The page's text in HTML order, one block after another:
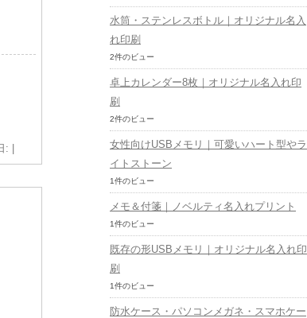
:
水筒・ステンレスボトル｜オリジナル名入
れ印刷
2件のビュー
卓上カレンダー8枚｜オリジナル名入れ印
刷
2件のビュー
女性向けUSBメモリ｜可愛いハート型やラ
イトストーン
1件のビュー
メモ＆付箋｜ノベルティ名入れプリント
1件のビュー
既存の形USBメモリ｜オリジナル名入れ印
刷
1件のビュー
防水ケース・パソコンメガネ・スマホケー